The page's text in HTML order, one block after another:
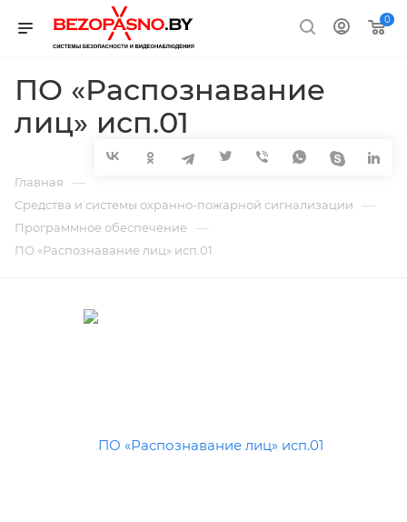
0
ПО «Распознавание
лиц» исп.01
Главная —
Средства и системы охранно-пожарной сигнализации —
Программное обеспечение —
ПО «Распознавание лиц» исп.01